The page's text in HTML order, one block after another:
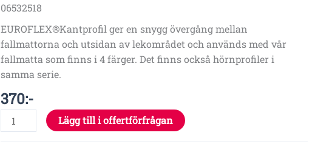
06532518
EUROFLEX®Kantprofil ger en snygg övergång mellan
fallmattorna och utsidan av lekområdet och används med vår
fallmatta som finns i 4 färger. Det finns också hörnprofiler i
samma serie.
370:-
30-
10
mm
mängd
Lägg till i offertförfrågan